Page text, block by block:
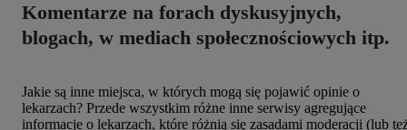
Komentarze na forach dyskusyjnych,
blogach, w mediach społecznościowych itp.
Jakie są inne miejsca, w których mogą się pojawić opinie o
lekarzach? Przede wszystkim różne inne serwisy agregujące
informacje o lekarzach, które różnią się zasadami moderacji (lub